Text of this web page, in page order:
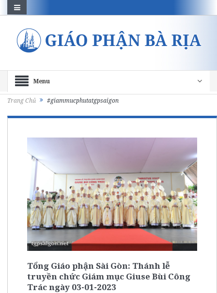
Menu
Trang Chủ #giammucphutatgpsaigon
Tổng Giáo phận Sài Gòn: Thánh lễ
truyền chức Giám mục Giuse Bùi Công
Trác ngày 03-01-2023